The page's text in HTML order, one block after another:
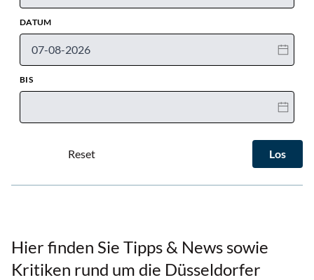
DATUM
BIS
Los
Hier finden Sie Tipps & News sowie
Kritiken rund um die Düsseldorfer